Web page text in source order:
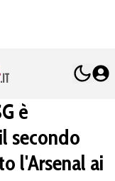
è
secondo
l'Arsenal ai